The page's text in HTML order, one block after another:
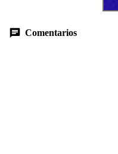
Comentarios